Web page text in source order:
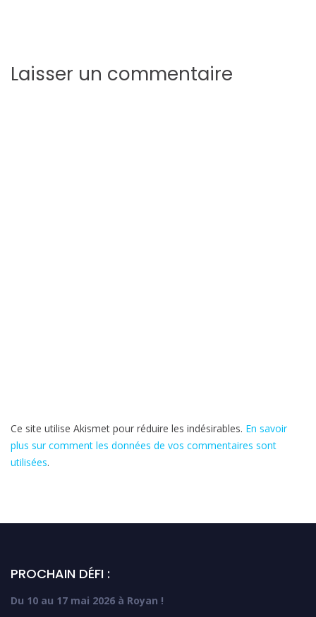
Laisser un commentaire
Ce site utilise Akismet pour réduire les indésirables. En savoir
plus sur comment les données de vos commentaires sont
utilisées.
PROCHAIN DÉFI :
Du 10 au 17 mai 2026 à Royan !